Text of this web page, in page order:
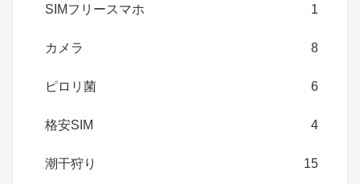
SIMフリースマホ 1
カメラ 8
ピロリ菌 6
格安SIM 4
潮干狩り 15